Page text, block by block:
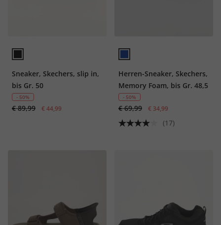
Sneaker, Skechers, slip in,
bis Gr. 50
- 50%
€ 89,99 € 44,99
Herren-Sneaker, Skechers,
Memory Foam, bis Gr. 48,5
- 50%
€ 69,99 € 34,99
(17)